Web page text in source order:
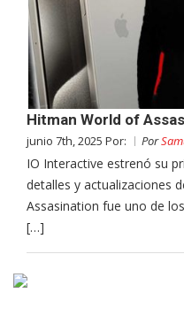
Hitman World of
junio 7th, 2025 Por: Por
IO Interactive estrenó su
detalles y actualizaciones
Assasination fue uno de
[…]